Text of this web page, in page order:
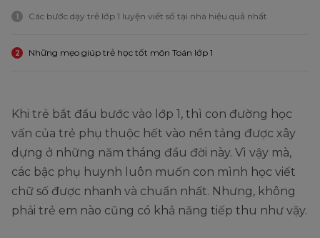
1 Các bước dạy trẻ lớp 1 luyện viết số tại nhà hiệu quả nhất
2 Những mẹo giúp trẻ học tốt môn Toán lớp 1
Khi trẻ bắt đầu bước vào lớp 1, thì con đường học
vấn của trẻ phụ thuộc hết vào nền tảng được xây
dựng ở những năm tháng đầu đời này. Vì vậy mà,
các bậc phụ huynh luôn muốn con mình học viết
chữ số được nhanh và chuẩn nhất. Nhưng, không
phải trẻ em nào cũng có khả năng tiếp thu như vậy.